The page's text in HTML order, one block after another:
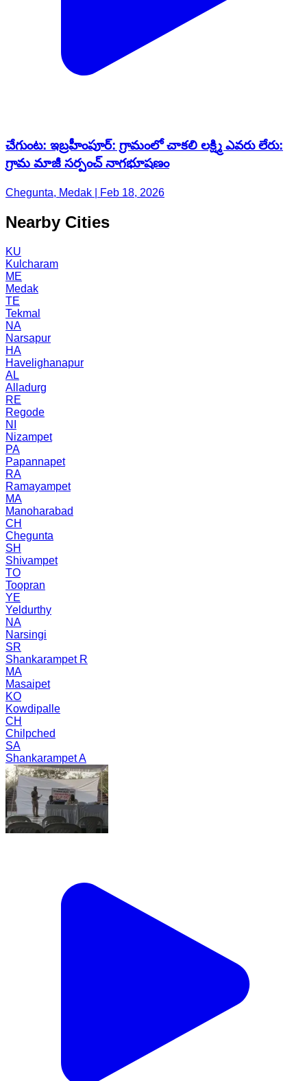
చేగుంట: ఇబ్రహీంపూర్: గ్రామంలో చాకలి లక్ష్మి ఎవరు లేరు:
గ్రామ మాజీ సర్పంచ్ నాగభూషణం
Chegunta, Medak | Feb 18, 2026
Nearby Cities
KU
Kulcharam
ME
Medak
TE
Tekmal
NA
Narsapur
HA
Havelighanapur
AL
Alladurg
RE
Regode
NI
Nizampet
PA
Papannapet
RA
Ramayampet
MA
Manoharabad
CH
Chegunta
SH
Shivampet
TO
Toopran
YE
Yeldurthy
NA
Narsingi
SR
Shankarampet R
MA
Masaipet
KO
Kowdipalle
CH
Chilpched
SA
Shankarampet A